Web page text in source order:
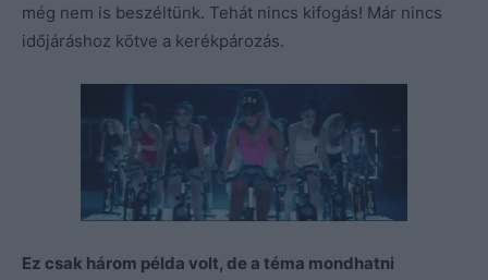
még nem is beszéltünk. Tehát nincs kifogás! Már nincs
időjáráshoz kötve a kerékpározás.
Ez csak három példa volt, de a téma mondhatni